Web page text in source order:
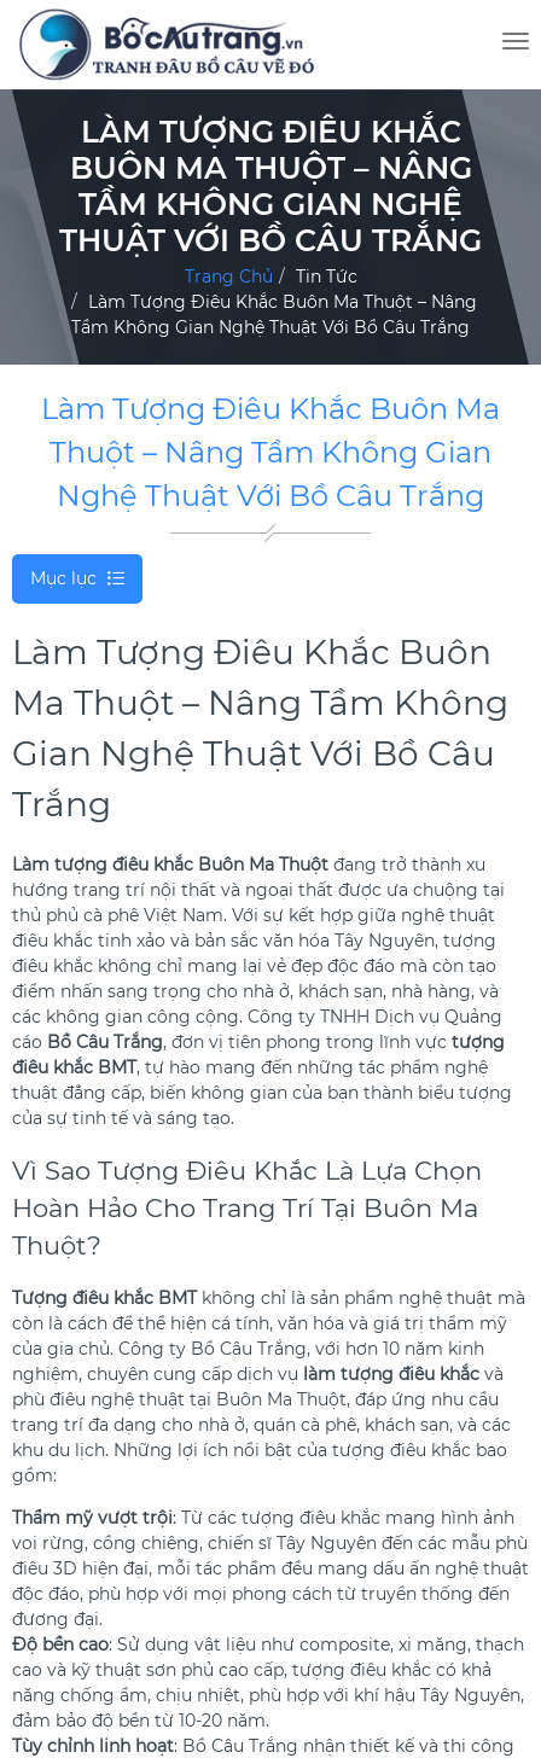
Trang Chủ
Tin Tức
Làm Tượng Điêu Khắc Buôn Ma Thuột – Nâng
Tầm Không Gian Nghệ Thuật Với Bồ Câu Trắng
LÀM TƯỢNG ĐIÊU KHẮC
BUÔN MA THUỘT – NÂNG
TẦM KHÔNG GIAN NGHỆ
THUẬT VỚI BỒ CÂU TRẮNG
Làm Tượng Điêu Khắc Buôn Ma
Thuột – Nâng Tầm Không Gian
Nghệ Thuật Với Bồ Câu Trắng
Mục lục
Làm Tượng Điêu Khắc Buôn
Ma Thuột – Nâng Tầm Không
Gian Nghệ Thuật Với Bồ Câu
Trắng
Làm tượng điêu khắc Buôn Ma Thuột đang trở thành xu
hướng trang trí nội thất và ngoại thất được ưa chuộng tại
thủ phủ cà phê Việt Nam. Với sự kết hợp giữa nghệ thuật
điêu khắc tinh xảo và bản sắc văn hóa Tây Nguyên, tượng
điêu khắc không chỉ mang lại vẻ đẹp độc đáo mà còn tạo
điểm nhấn sang trọng cho nhà ở, khách sạn, nhà hàng, và
các không gian công cộng. Công ty TNHH Dịch vụ Quảng
cáo Bồ Câu Trắng, đơn vị tiên phong trong lĩnh vực tượng
điêu khắc BMT, tự hào mang đến những tác phẩm nghệ
thuật đẳng cấp, biến không gian của bạn thành biểu tượng
của sự tinh tế và sáng tạo.
Vì Sao Tượng Điêu Khắc Là Lựa Chọn
Hoàn Hảo Cho Trang Trí Tại Buôn Ma
Thuột?
Tượng điêu khắc BMTkhông chỉ là sản phẩm nghệ thuật mà
còn là cách để thể hiện cá tính, văn hóa và giá trị thẩm mỹ
của gia chủ. Công ty Bồ Câu Trắng, với hơn 10 năm kinh
nghiệm, chuyên cung cấp dịch vụ làm tượng điêu khắc và
phù điêu nghệ thuật tại Buôn Ma Thuột, đáp ứng nhu cầu
trang trí đa dạng cho nhà ở, quán cà phê, khách sạn, và các
khu du lịch. Những lợi ích nổi bật của tượng điêu khắc bao
gồm:
Thẩm mỹ vượt trội: Từ các tượng điêu khắc mang hình ảnh
voi rừng, cồng chiêng, chiến sĩ Tây Nguyên đến các mẫu phù
điêu 3D hiện đại, mỗi tác phẩm đều mang dấu ấn nghệ thuật
độc đáo, phù hợp với mọi phong cách từ truyền thống đến
đương đại.
Độ bền cao: Sử dụng vật liệu như composite, xi măng, thạch
cao và kỹ thuật sơn phủ cao cấp, tượng điêu khắc có khả
năng chống ẩm, chịu nhiệt, phù hợp với khí hậu Tây Nguyên,
đảm bảo độ bền từ 10-20 năm.
Tùy chỉnh linh hoạt: Bồ Câu Trắng nhận thiết kế và thi công